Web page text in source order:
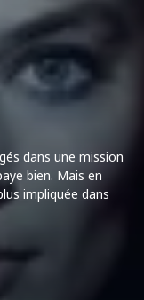
dans une mission
bien. Mais en
impliquée dans